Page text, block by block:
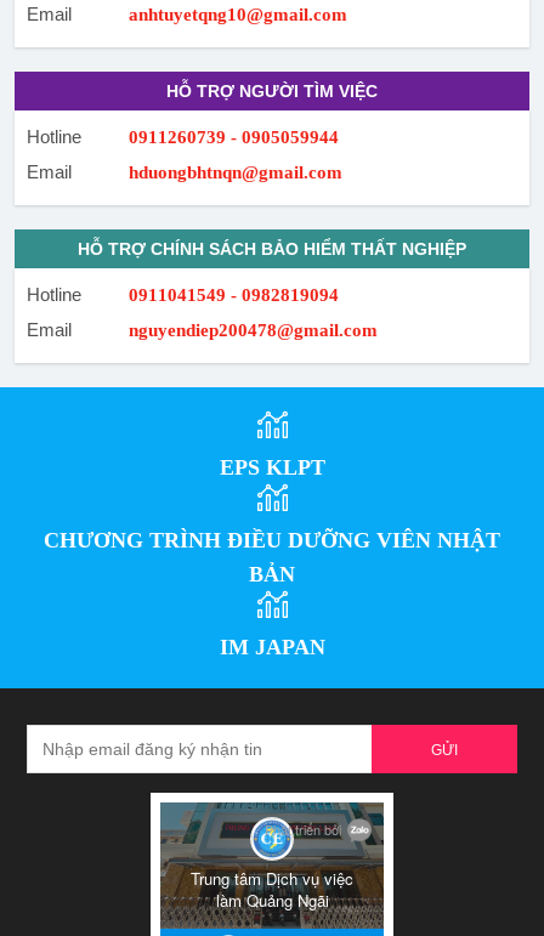
Email anhtuyetqng10@gmail.com
HỖ TRỢ NGƯỜI TÌM VIỆC
Hotline 0911260739 - 0905059944
Email hduongbhtnqn@gmail.com
HỖ TRỢ CHÍNH SÁCH BẢO HIỂM THẤT NGHIỆP
Hotline 0911041549 - 0982819094
Email nguyendiep200478@gmail.com
EPS KLPT
CHƯƠNG TRÌNH ĐIỀU DƯỠNG VIÊN NHẬT
BẢN
IM JAPAN
GỬI